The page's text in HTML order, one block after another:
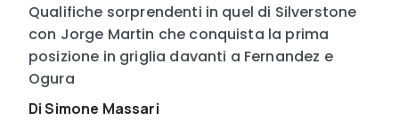
Qualifiche sorprendenti in quel di Silverstone
con Jorge Martin che conquista la prima
posizione in griglia davanti a Fernandez e
Ogura
Di Simone Massari